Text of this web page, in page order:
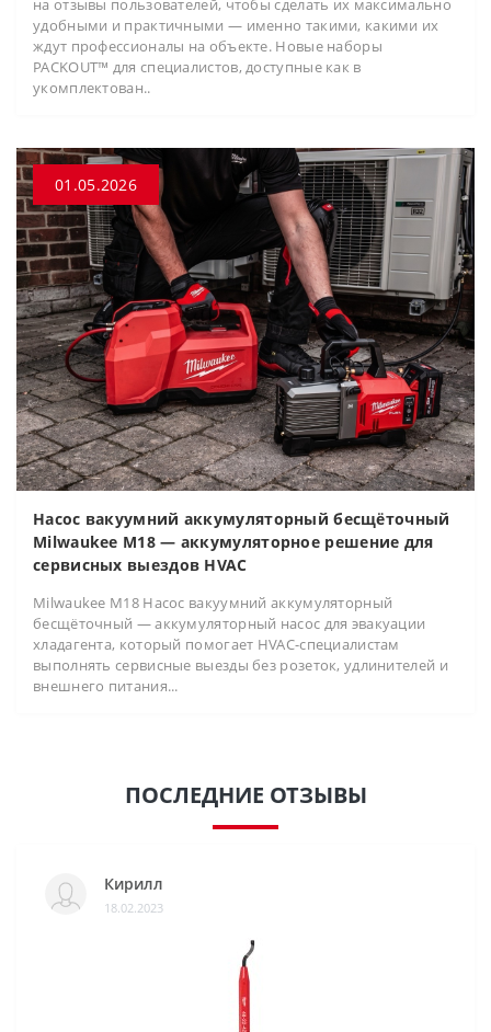
на отзывы пользователей, чтобы сделать их максимально
удобными и практичными — именно такими, какими их
ждут профессионалы на объекте. Новые наборы
PACKOUT™ для специалистов, доступные как в
укомплектован..
01.05.2026
Насос вакуумний аккумуляторный бесщёточный
Milwaukee M18 — аккумуляторное решение для
сервисных выездов HVAC
Milwaukee M18 Насос вакуумний аккумуляторный
бесщёточный — аккумуляторный насос для эвакуации
хладагента, который помогает HVAC-специалистам
выполнять сервисные выезды без розеток, удлинителей и
внешнего питания...
ПОСЛЕДНИЕ ОТЗЫВЫ
Кирилл
18.02.2023